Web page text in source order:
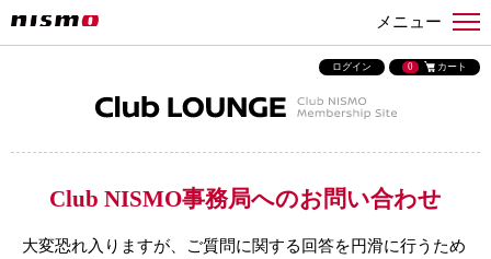
メニュー
ログイン 0 カート
Club NISMO事務局へのお問い合わせ
大変恐れ入りますが、ご質問に関する回答を円滑に行うため